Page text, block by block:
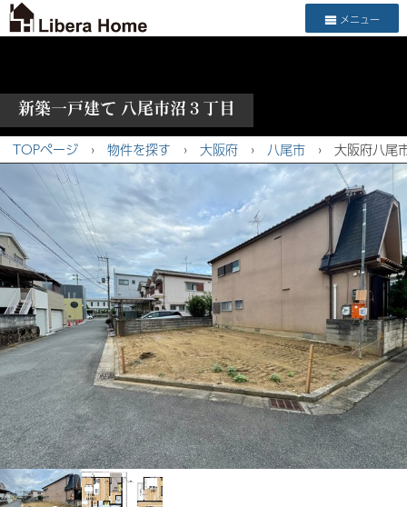
メニュー
新築一戸建て 八尾市沼３丁目
TOPページ › 物件を探す › 大阪府 › 八尾市 › 大阪府八尾